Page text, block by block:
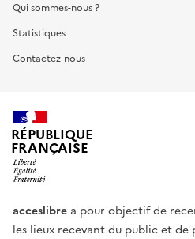
Qui sommes-nous ?
Statistiques
Contactez-nous
RÉPUBLIQUE
FRANÇAISE
acceslibre a pour objectif de
les lieux recevant du public et